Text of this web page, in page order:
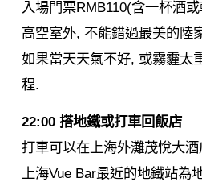
入場門票RMB110(含一杯酒
高空室外, 不能錯過最美的陸
如果當天天氣不好, 或霧霾太
程.
22:00 搭地鐵或打車回飯店
打車可以在上海外灘茂悅大酒
上海Vue Bar最近的地鐵站為